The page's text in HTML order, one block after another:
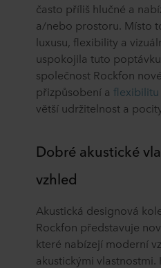
často příliš hlučné a
a/nebo prostoru. Místo
luxusu, flexibility a
uspokojila tuto
společnost Rockfon
přizpůsobení a flexibilitu
větší udržitelnost a
Dobré akustické
vzhled
Akustická designová
Rockfon představuje
které nabízejí moderní
akustickými vlastnostmi.